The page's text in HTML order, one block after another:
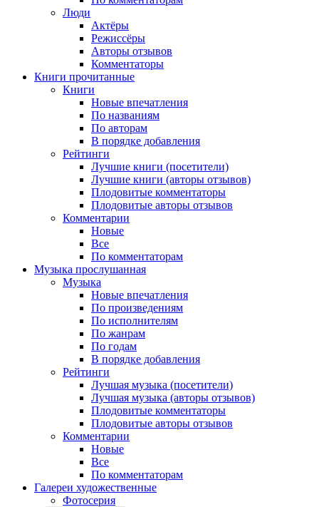
Люди
Актёры
Режиссёры
Авторы отзывов
Комментаторы
Книги прочитанные
Книги
Новые впечатления
По названиям
По авторам
В порядке добавления
Рейтинги
Лучшие книги (посетители)
Лучшие книги (авторы отзывов)
Плодовитые комментаторы
Плодовитые авторы отзывов
Комментарии
Новые
Все
По комментаторам
Музыка прослушанная
Музыка
Новые впечатления
По произведениям
По исполнителям
По жанрам
По годам
В порядке добавления
Рейтинги
Лучшая музыка (посетители)
Лучшая музыка (авторы отзывов)
Плодовитые комментаторы
Плодовитые авторы отзывов
Комментарии
Новые
Все
По комментаторам
Галереи художественные
Фотосерия